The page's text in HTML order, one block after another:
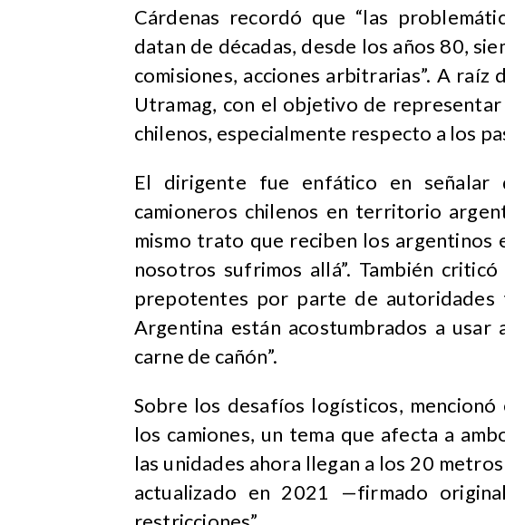
Cárdenas recordó que “las
datan de décadas, desde los años 80,
comisiones, acciones arbitrarias”. A
Utramag, con el objetivo de
chilenos, especialmente respecto a los
El dirigente fue enfático en
camioneros chilenos en territorio
mismo trato que reciben los
nosotros sufrimos allá”. También
prepotentes por parte de autoridades
Argentina están acostumbrados a usar
carne de cañón”.
Sobre los desafíos logísticos,
los camiones, un tema que afecta a
las unidades ahora llegan a los 20
actualizado en 2021 —firmado